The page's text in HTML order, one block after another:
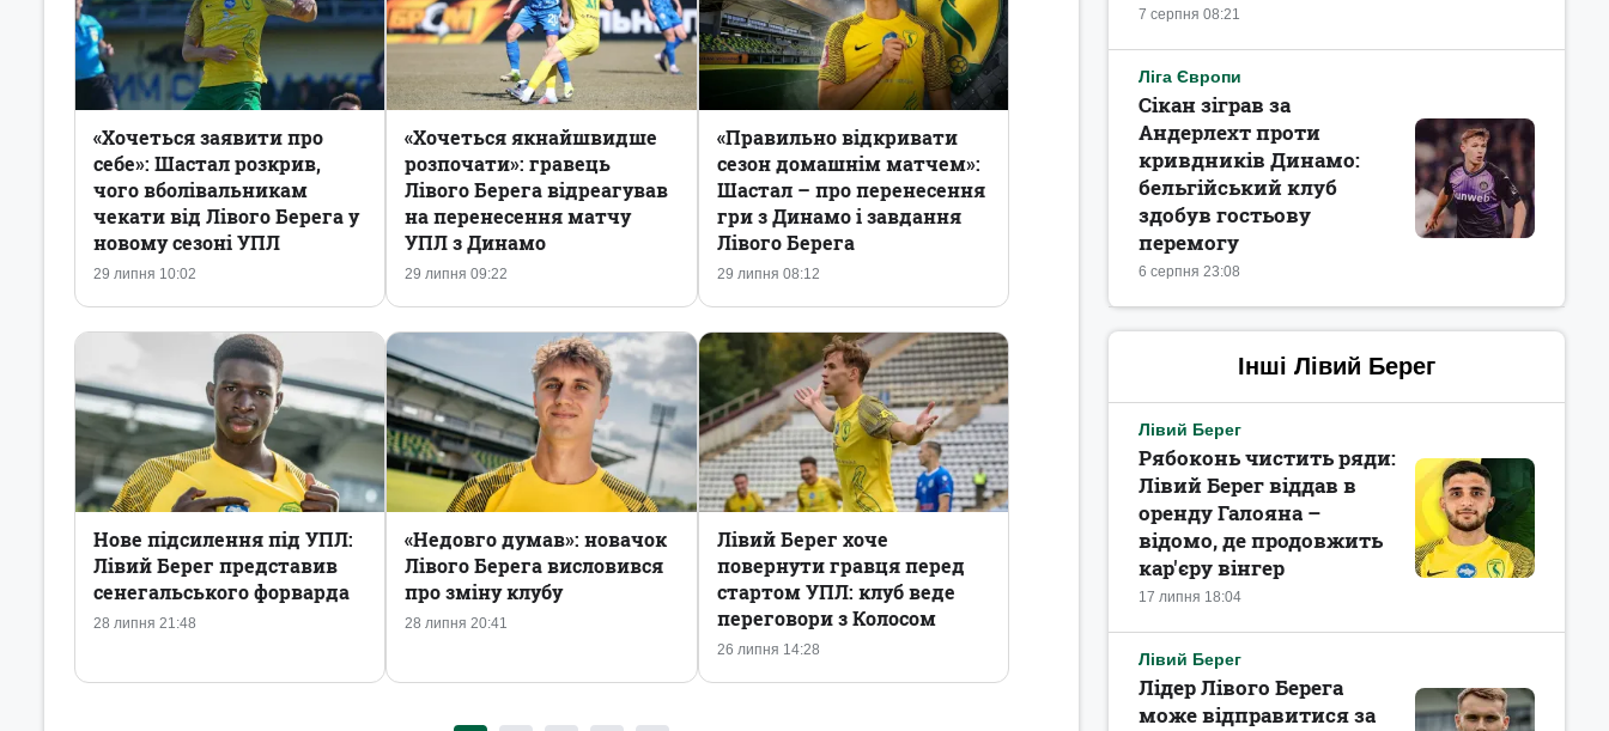
29 липня 10:02
«Хочеться заявити про
себе»: Шастал розкрив,
чого вболівальникам
чекати від Лівого Берега у
новому сезоні УПЛ
29 липня 09:22
«Хочеться якнайшвидше
розпочати»: гравець
Лівого Берега відреагував
на перенесення матчу
УПЛ з Динамо
29 липня 08:12
«Правильно відкривати
сезон домашнім матчем»:
Шастал – про перенесення
гри з Динамо і завдання
Лівого Берега
28 липня 21:48
Нове підсилення під УПЛ:
Лівий Берег представив
сенегальського форварда
28 липня 20:41
«Недовго думав»: новачок
Лівого Берега висловився
про зміну клубу
26 липня 14:28
Лівий Берег хоче
повернути гравця перед
стартом УПЛ: клуб веде
переговори з Колосом
7 серпня 08:21
Ліга Європи
6 серпня 23:08
Сікан зіграв за
Андерлехт проти
кривдників Динамо:
бельгійський клуб
здобув гостьову
перемогу
Інші Лівий Берег
Лівий Берег
17 липня 18:04
Рябоконь чистить ряди:
Лівий Берег віддав в
оренду Галояна –
відомо, де продовжить
кар'єру вінгер
Лівий Берег
Лідер Лівого Берега
може відправитися за